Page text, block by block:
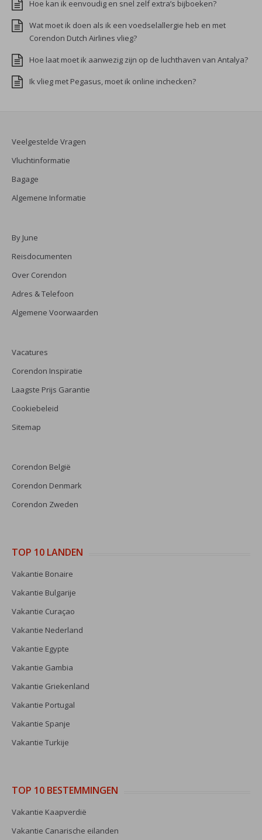
Hoe kan ik eenvoudig en snel zelf extra’s bijboeken?
Wat moet ik doen als ik een voedselallergie heb en met
Corendon Dutch Airlines vlieg?
Hoe laat moet ik aanwezig zijn op de luchthaven van Antalya?
Ik vlieg met Pegasus, moet ik online inchecken?
Veelgestelde Vragen
Vluchtinformatie
Bagage
Algemene Informatie
By June
Reisdocumenten
Over Corendon
Adres & Telefoon
Algemene Voorwaarden
Vacatures
Corendon Inspiratie
Laagste Prijs Garantie
Cookiebeleid
Sitemap
Corendon België
Corendon Denmark
Corendon Zweden
TOP 10 LANDEN
Vakantie Bonaire
Vakantie Bulgarije
Vakantie Curaçao
Vakantie Nederland
Vakantie Egypte
Vakantie Gambia
Vakantie Griekenland
Vakantie Portugal
Vakantie Spanje
Vakantie Turkije
TOP 10 BESTEMMINGEN
Vakantie Kaapverdië
Vakantie Canarische eilanden